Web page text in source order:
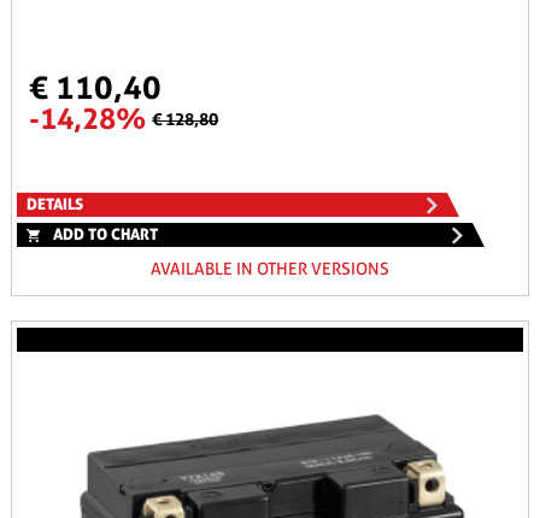
€ 110,40
-14,28% € 128,80
DETAILS
ADD TO CHART
AVAILABLE IN OTHER VERSIONS